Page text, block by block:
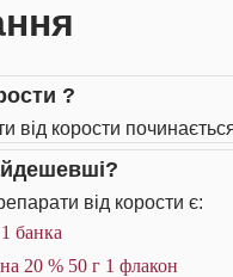
?
від корости
від корости є:
банка
20 % 50 г 1 флакон